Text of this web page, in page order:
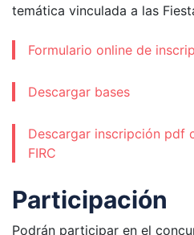
temática vinculada a las
Formulario online de
Descargar bases
Descargar inscripción pdf
FIRC
Participación
Podrán participar en el